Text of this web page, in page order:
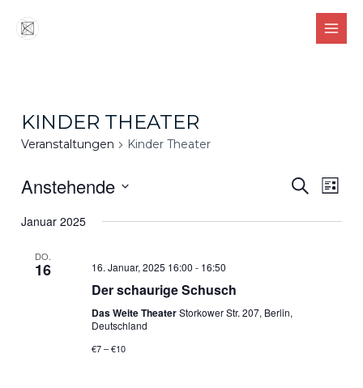
Inhalt
MAIN
KINDER THEATER
Veranstaltungen Kinder Theater
SUCHE
LISTE
Anstehende
wählen.
Januar 2025
DO.
16 16. Januar, 2025 16:00 - 16:50
Der schaurige Schusch
Das Weite TheaterStorkower Str. 207, Berlin,
Deutschland
€7 – €10